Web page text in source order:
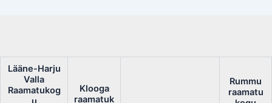
Lääne-Harju
Valla
Raamatukog
Klooga
raamatuk
Rummu
raamatu